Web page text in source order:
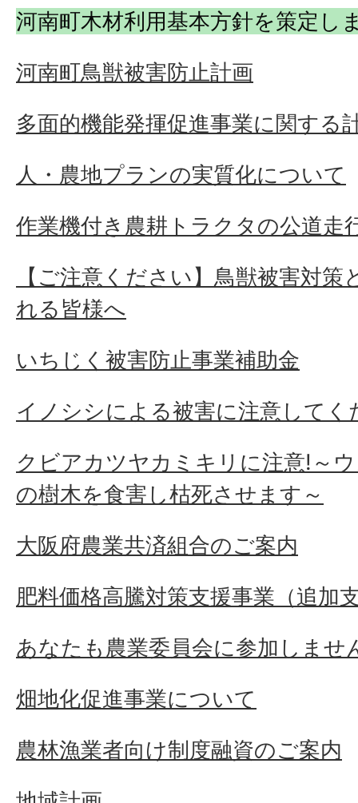
河南町木材利用基本方針を策定し
河南町鳥獣被害防止計画
多面的機能発揮促進事業に関する
人・農地プランの実質化について
作業機付き農耕トラクタの公道走
【ご注意ください】鳥獣被害対
れる皆様へ
いちじく被害防止事業補助金
イノシシによる被害に注意してく
クビアカツヤカミキリに注意!～
の樹木を食害し枯死させます～
大阪府農業共済組合のご案内
肥料価格高騰対策支援事業（追加
あなたも農業委員会に参加しませ
畑地化促進事業について
農林漁業者向け制度融資のご案内